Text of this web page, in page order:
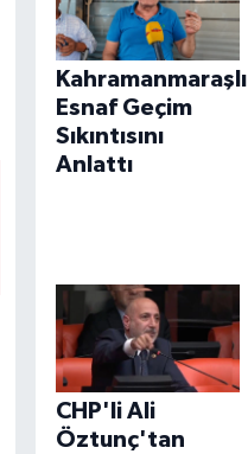
Kahramanmaraşlı
Esnaf Geçim
Sıkıntısını
Anlattı
CHP'li Ali
Öztunç'tan